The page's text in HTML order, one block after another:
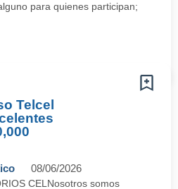
para quienes participan;
Telcel
08/06/2026
CELNosotros somos